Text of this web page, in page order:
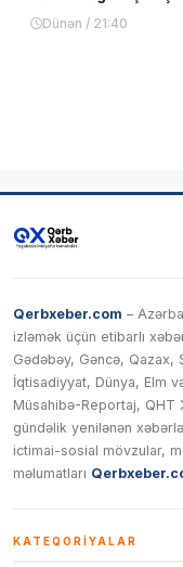
Dünən / 21:40
Qerbxeber.com –
izləmək üçün etibarlı
Gədəbəy, Gəncə, Qazax,
İqtisadiyyat, Dünya, Elm
Müsahibə-Reportaj,
gündəlik yenilənən
ictimai-sosial mövzular,
məlumatları
KATEQORIYALAR